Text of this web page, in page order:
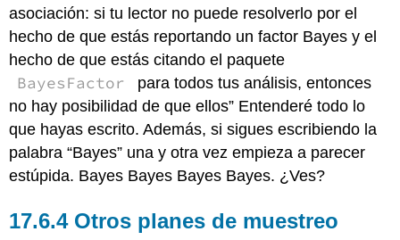
asociación: si tu lector no puede resolverlo por el
hecho de que estás reportando un factor Bayes y el
hecho de que estás citando el paquete
BayesFactor
para todos tus análisis, entonces
no hay posibilidad de que ellos” Entenderé todo lo
que hayas escrito. Además, si sigues escribiendo la
palabra “Bayes” una y otra vez empieza a parecer
estúpida. Bayes Bayes Bayes Bayes. ¿Ves?
Otros planes de muestreo